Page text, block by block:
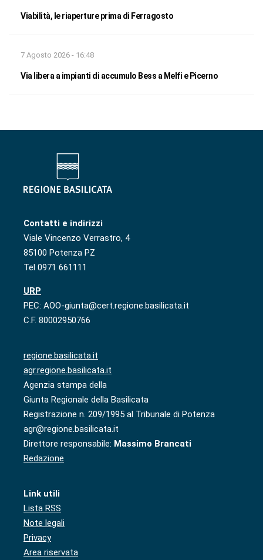
Viabilità, le riaperture prima di Ferragosto
7 Agosto 2026 - 16:48
Via libera a impianti di accumulo Bess a Melfi e Picerno
Contatti e indirizzi
Viale Vincenzo Verrastro, 4
85100 Potenza PZ
Tel 0971 661111
URP
PEC: AOO-giunta@cert.regione.basilicata.it
C.F. 80002950766
regione.basilicata.it
agr.regione.basilicata.it
Agenzia stampa della
Giunta Regionale della Basilicata
Registrazione n. 209/1995 al Tribunale di Potenza
agr@regione.basilicata.it
Direttore responsabile: Massimo Brancati
Redazione
Link utili
Lista RSS
Note legali
Privacy
Area riservata